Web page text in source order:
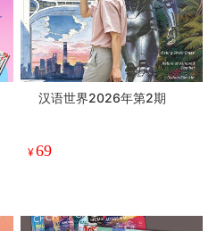
汉语世界2026年第2期
¥69